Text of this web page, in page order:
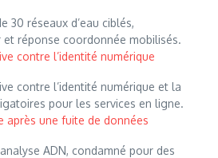
30 réseaux d’eau ciblés,
et réponse coordonnée mobilisés.
contre l’identité numérique
contre l’identité numérique et la
pour les services en ligne.
après une fuite de données
ADN, condamné pour des